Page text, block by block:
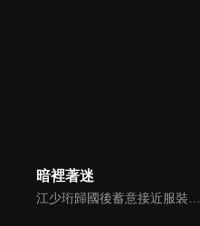
暗裡著迷
江少珩歸國後蓄意接近服裝設計師蘇半夏，直到衛高陽暴露出江少珩接近蘇半夏的真實目的，蘇半夏深覺背叛而與江少珩分手。而已經無法離開蘇半夏的江少珩，用真心再次追回蘇半夏，上演追妻火葬場並重歸於好。之後，兩人查清當年真相，最終衛氏姐弟雙雙落網，一切塵埃落定。